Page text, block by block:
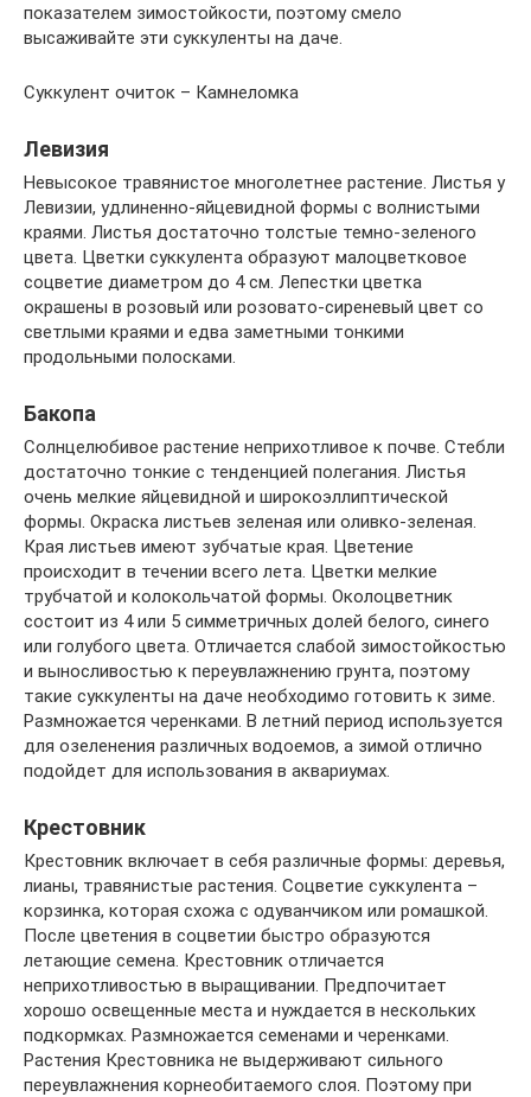
показателем зимостойкости, поэтому смело
высаживайте эти суккуленты на даче.
Суккулент очиток – Камнеломка
Левизия
Невысокое травянистое многолетнее растение. Листья у
Левизии, удлиненно-яйцевидной формы с волнистыми
краями. Листья достаточно толстые темно-зеленого
цвета. Цветки суккулента образуют малоцветковое
соцветие диаметром до 4 см. Лепестки цветка
окрашены в розовый или розовато-сиреневый цвет со
светлыми краями и едва заметными тонкими
продольными полосками.
Бакопа
Солнцелюбивое растение неприхотливое к почве. Стебли
достаточно тонкие с тенденцией полегания. Листья
очень мелкие яйцевидной и широкоэллиптической
формы. Окраска листьев зеленая или оливко-зеленая.
Края листьев имеют зубчатые края. Цветение
происходит в течении всего лета. Цветки мелкие
трубчатой и колокольчатой формы. Околоцветник
состоит из 4 или 5 симметричных долей белого, синего
или голубого цвета. Отличается слабой зимостойкостью
и выносливостью к переувлажнению грунта, поэтому
такие суккуленты на даче необходимо готовить к зиме.
Размножается черенками. В летний период используется
для озеленения различных водоемов, а зимой отлично
подойдет для использования в аквариумах.
Крестовник
Крестовник включает в себя различные формы: деревья,
лианы, травянистые растения. Соцветие суккулента –
корзинка, которая схожа с одуванчиком или ромашкой.
После цветения в соцветии быстро образуются
летающие семена. Крестовник отличается
неприхотливостью в выращивании. Предпочитает
хорошо освещенные места и нуждается в нескольких
подкормках. Размножается семенами и черенками.
Растения Крестовника не выдерживают сильного
переувлажнения корнеобитаемого слоя. Поэтому при